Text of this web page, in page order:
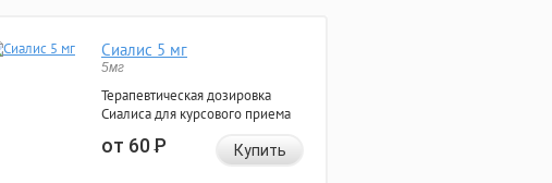
Сиалис 5 мг
5мг
Терапевтическая дозировка
Сиалиса для курсового приема
от 60Р Купить